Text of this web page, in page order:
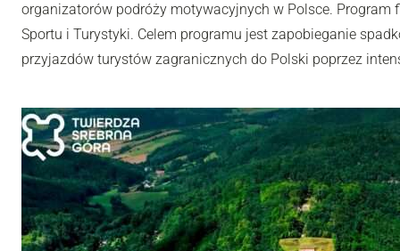
organizatorów podróży motywacyjnych w Polsce.
Sportu i Turystyki. Celem programu jest zapobieganie
przyjazdów turystów zagranicznych do Polski poprzez